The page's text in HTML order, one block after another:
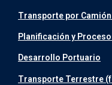
Transporte por
Planificación y
Desarrollo Portuario
Transporte Terrestre